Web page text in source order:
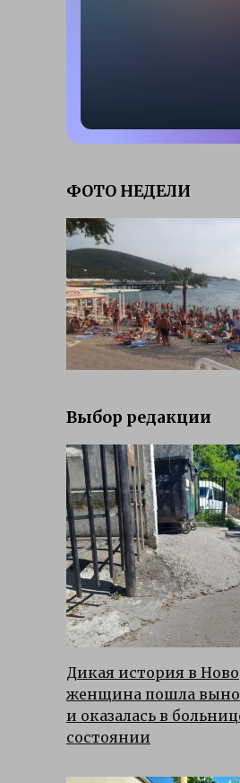
ФОТО НЕДЕЛИ
Выбор редакции
Дикая история в
женщина пошла
и оказалась в
состоянии